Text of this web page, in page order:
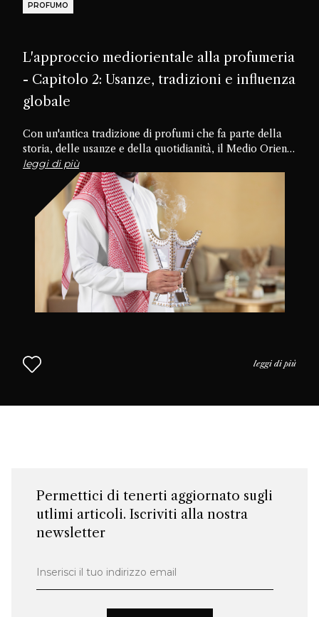
PROFUMO
L'approccio mediorientale alla profumeria
- Capitolo 2: Usanze, tradizioni e influenza
globale
Con un'antica tradizione di profumi che fa parte della
storia, delle usanze e della quotidianità, il Medio Oriente
è la culla della cultura del profumo. Approfondiamo le
tradizioni, le pratiche e l'uso del profumo nella vita
quotidiana per capire perché il profumo è così
apprezzato in questa parte del mondo. L'approccio
mediorientale alla profumeria continua nel Capitolo 2.
leggi di più
leggi di più
Permettici di tenerti aggiornato sugli
utlimi articoli. Iscriviti alla nostra
newsletter
Inserisci il tuo indirizzo email